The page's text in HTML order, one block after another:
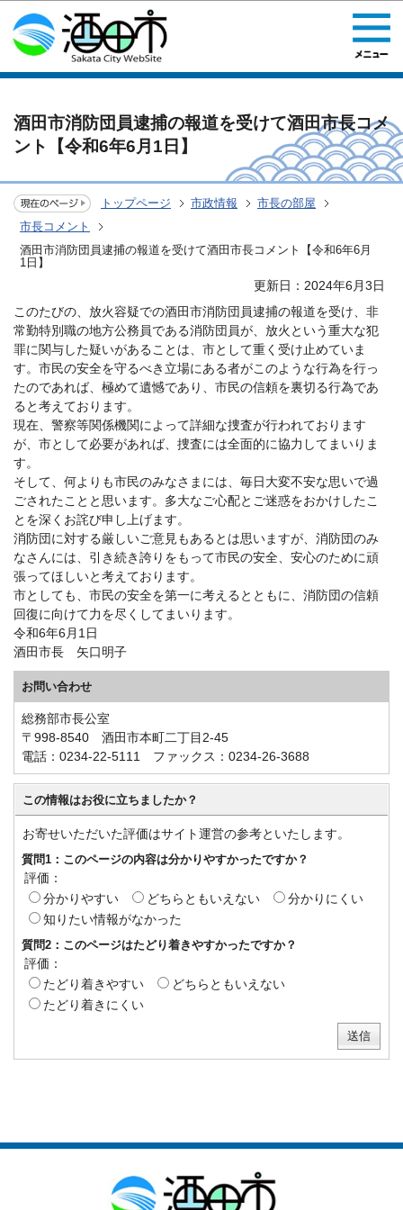
このページの本文へ移動
酒田市消防団員逮捕の報道を受けて酒田市長コメ
ント【令和6年6月1日】
トップページ 市政情報
市長の部屋
市長コメント
酒田市消防団員逮捕の報道を受けて酒田市長コメント【令和6年6月
1日】
更新日：2024年6月3日
このたびの、放火容疑での酒田市消防団員逮捕の報道を受け、非
常勤特別職の地方公務員である消防団員が、放火という重大な犯
罪に関与した疑いがあることは、市として重く受け止めていま
す。市民の安全を守るべき立場にある者がこのような行為を行っ
たのであれば、極めて遺憾であり、市民の信頼を裏切る行為であ
ると考えております。
現在、警察等関係機関によって詳細な捜査が行われております
が、市として必要があれば、捜査には全面的に協力してまいりま
す。
そして、何よりも市民のみなさまには、毎日大変不安な思いで過
ごされたことと思います。多大なご心配とご迷惑をおかけしたこ
とを深くお詫び申し上げます。
消防団に対する厳しいご意見もあるとは思いますが、消防団のみ
なさんには、引き続き誇りをもって市民の安全、安心のために頑
張ってほしいと考えております。
市としても、市民の安全を第一に考えるとともに、消防団の信頼
回復に向けて力を尽くしてまいります。
令和6年6月1日
酒田市長 矢口明子
お問い合わせ
総務部市長公室
〒998-8540 酒田市本町二丁目2-45
電話：0234-22-5111 ファックス：0234-26-3688
この情報はお役に立ちましたか？
お寄せいただいた評価はサイト運営の参考といたします。
質問1：このページの内容は分かりやすかったですか？
評価：
分かりやすい
どちらともいえない
分かりにくい
知りたい情報がなかった
質問2：このページはたどり着きやすかったですか？
評価：
たどり着きやすい
どちらともいえない
たどり着きにくい